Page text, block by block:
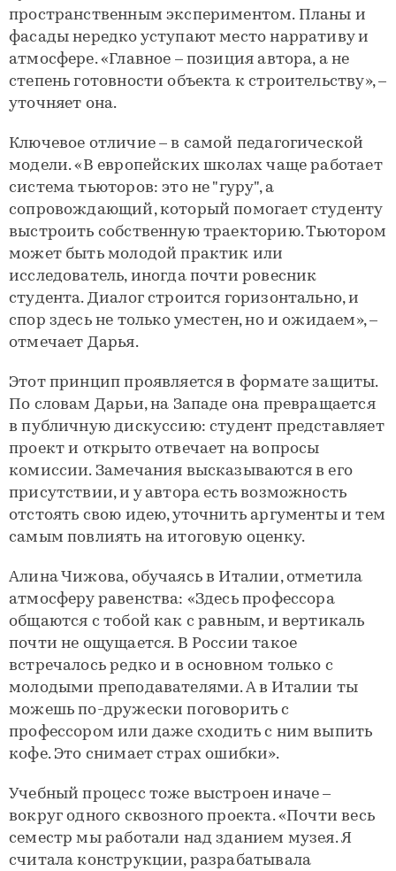
пространственным экспериментом. Планы и
фасады нередко уступают место нарративу и
атмосфере. «Главное – позиция автора, а не
степень готовности объекта к строительству», –
уточняет она.
Ключевое отличие – в самой педагогической
модели. «В европейских школах чаще работает
система тьюторов: это не "гуру", а
сопровождающий, который помогает студенту
выстроить собственную траекторию. Тьютором
может быть молодой практик или
исследователь, иногда почти ровесник
студента. Диалог строится горизонтально, и
спор здесь не только уместен, но и ожидаем», –
отмечает Дарья.
Этот принцип проявляется в формате защиты.
По словам Дарьи, на Западе она превращается
в публичную дискуссию: студент представляет
проект и открыто отвечает на вопросы
комиссии. Замечания высказываются в его
присутствии, и у автора есть возможность
отстоять свою идею, уточнить аргументы и тем
самым повлиять на итоговую оценку.
Алина Чижова, обучаясь в Италии, отметила
атмосферу равенства: «Здесь профессора
общаются с тобой как с равным, и вертикаль
почти не ощущается. В России такое
встречалось редко и в основном только с
молодыми преподавателями. А в Италии ты
можешь по-дружески поговорить с
профессором или даже сходить с ним выпить
кофе. Это снимает страх ошибки».
Учебный процесс тоже выстроен иначе –
вокруг одного сквозного проекта. «Почти весь
семестр мы работали над зданием музея. Я
считала конструкции, разрабатывала